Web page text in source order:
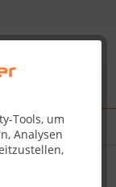
Tools, um
Analysen